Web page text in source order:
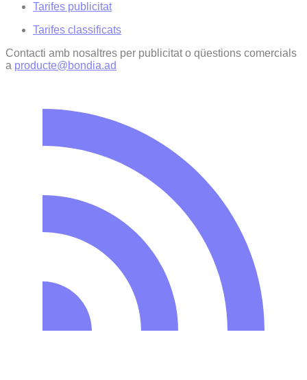
Tarifes publicitat
Tarifes classificats
Contacti amb nosaltres per publicitat o qüestions comercials
a producte@bondia.ad